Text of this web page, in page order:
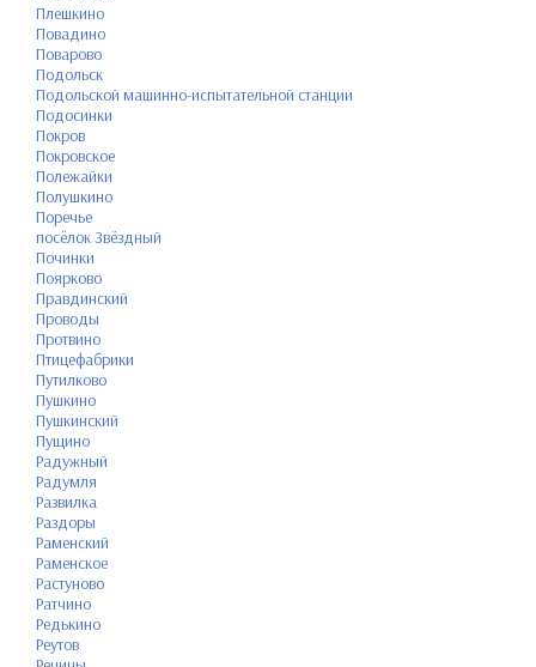
Плешкино
Повадино
Поварово
Подольск
Подольской машинно-испытательной станции
Подосинки
Покров
Покровское
Полежайки
Полушкино
Поречье
посёлок Звёздный
Починки
Поярково
Правдинский
Проводы
Протвино
Птицефабрики
Путилково
Пушкино
Пушкинский
Пущино
Радужный
Радумля
Развилка
Раздоры
Раменский
Раменское
Растуново
Ратчино
Редькино
Реутов